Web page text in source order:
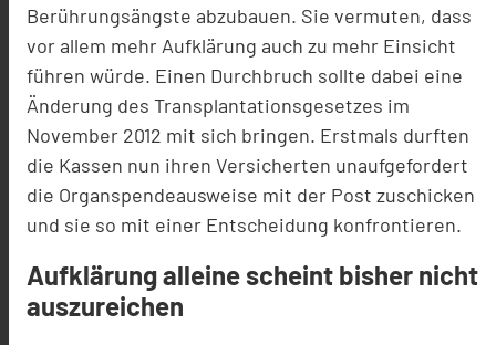
Berührungsängste abzubauen. Sie vermuten, dass
vor allem mehr Aufklärung auch zu mehr Einsicht
führen würde. Einen Durchbruch sollte dabei eine
Änderung des Transplantationsgesetzes im
November 2012 mit sich bringen. Erstmals durften
die Kassen nun ihren Versicherten unaufgefordert
die Organspendeausweise mit der Post zuschicken
und sie so mit einer Entscheidung konfrontieren.
Aufklärung alleine scheint bisher nicht
auszureichen